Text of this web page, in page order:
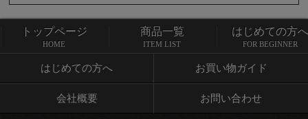
トップページ 商品一覧
はじめての方へ お買い物ガイド
会社概要 お問い合わせ
トップページ
HOME
商品一覧
ITEM LIST
はじめての方へ
FOR BEGINNER